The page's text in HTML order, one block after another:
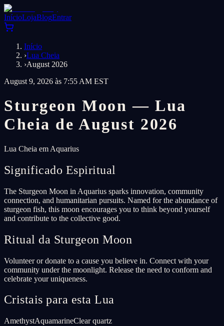
InícioLojaBlogEntrar
Início
›Lua Cheia
›August 2026
August 9, 2026 às 7:55 AM EST
Sturgeon Moon — Lua
Cheia de August 2026
Lua Cheia em Aquarius
Significado Espiritual
The Sturgeon Moon in Aquarius sparks innovation, community
connection, and humanitarian pursuits. Named for the abundance of
sturgeon fish, this moon encourages you to think beyond yourself
and contribute to the collective good.
Ritual da Sturgeon Moon
Volunteer or donate to a cause you believe in. Connect with your
community under the moonlight. Release the need to conform and
celebrate your uniqueness.
Cristais para esta Lua
AmethystAquamarineClear quartz